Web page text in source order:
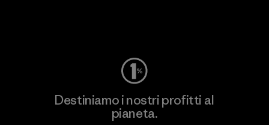
Destiniamo i nostri profitti al
pianeta.